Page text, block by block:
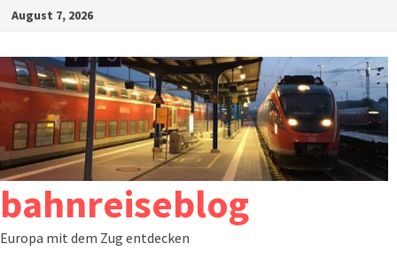
Zum
springen
August 7, 2026
bahnreiseblog
Europa mit dem Zug entdecken